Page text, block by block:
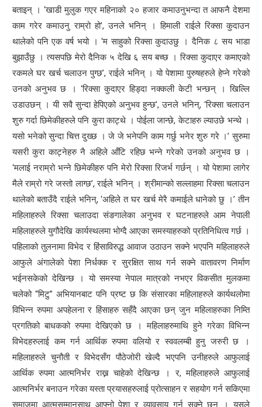
बताइन् । ‘खाडी मुलुक गएर महिनाको २० हजार कमाउनुभन्दा त आफनै देशमा
काम गरेर कमाउनु राम्रो हो’, उनले भनिन् । हिमाली राईले रिक्सा कुदाउन
थालेको पनि एक वर्ष भयो । ‘म साहुको रिक्सा कुदाउछु । दैनिक ८ सय भाडा
बुझाउँछु । त्यसपछि मेरो दैनिक ५ देखि ६ सय बच्छ । रिक्सा कुदाएर कमाएको
रकमले घर खर्च चलाउन पुग्छ’, राईले भनिन् । यो पेशामा पुरुषहरुले हेप्ने गरेको
उनको अनुभव छ । ‘रिक्सा कुदाएर हिड्दा नक्कली केटी भन्छन् । खिल्लि
उडाउछन् । यी सवै सुन्दा हेपिएको अनुभव हुन्छ’, उनले भनिन्, ‘रिक्सा चलाउन
शुरु गर्दा छिमेकीहरुले पनि कुरा काट्थे । पोईला जान्छे, केटाहरु ल्याउछे भन्थे ।
यसो भनेको सुन्दा चित्त दुख्छ । जे जे भनेपनि काम गर्छु भनेर शुरु गरे ।’ सुरुमा
यसरी कुरा काट्नेहरु नै अहिले आँटि रहिछ भन्ने गरेको उनको अनुभव छ ।
‘मलाई नराम्रो भन्ने छिमेकीहरु पनि मेरो रिक्सा रिजर्भ गर्छन् । यो पेशामा लागेर
मैले राम्रो गरे जस्तो लाग्छ’, राईले भनिन् । श्रीमान्को सल्लाहमा रिक्सा चलाउन
थालेको बताउँदै राईले भनिन्, ‘अहिले त घर खर्च मेरै कमाईले धानेको छु ।’ तीन
महिलाहरुले रिक्सा चलाउदा संङगालेका अनुभव र घटनाहरुले आम नेपाली
महिलाहरुले युगौदेखि कार्यस्थलमा भोग्दै आएका समस्याहरुको प्रतिनिधित्व गर्छ ।
पहिलाको तुलनामा विभेद र हिंसाविरुद्ध आवाज उठाउन सक्ने भएपनि महिलाहरुले
आफुले अंगालेको पेशा निर्धक्क र सुरक्षित साथ गर्न सक्ने वातावरण निर्माण
भईनसकेको देखिन्छ । यो समस्या नेपाल मात्रको नभएर विकसीत मुलकमा
चलेको “मिटु” अभियानबाट पनि प्रष्ट छ कि संसारका महिलाहरुले कार्यथलोमा
विभिन्न रुपमा अपहेलना र हिंसाहरु सहँदै आएका छन् जुन महिलाहरुका निम्ति
प्रगतिको बाधकको रुपमा देखिएको छ । महिलाहरुमाथि हुने गरेका विभिन्न
विभेदहरुलाई कम गर्न आर्थिक रुपमा वलियो र स्ववलम्बी हुनु जरुरी छ ।
महिलाहरुले चुनौती र विभेदसँग पौठेजोरी खेल्दै भएपनि उनीहरुले आफुलाई
आर्थिक रुपमा आत्मनिर्भर राख्न चाहेको देखिन्छ । र, महिलाहरुले आफुलाई
आत्मनिर्भर बनाउन गरेका यस्ता प्रयासहरुलाई प्रोत्साहन र सहयोग गर्न सकिएमा
समाजमा आत्मसम्मानसाथ आफ्नो पेशा र व्यावसाय गर्न सक्ने छन् । यसले